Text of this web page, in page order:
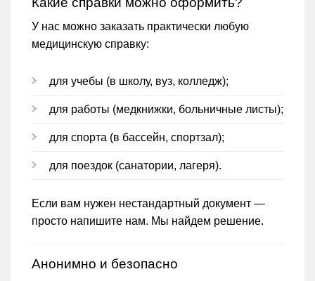
У нас можно заказать практически любую
медицинскую справку:
для учебы (в школу, вуз, колледж);
для работы (медкнижки, больничные листы);
для спорта (в бассейн, спортзал);
для поездок (санатории, лагеря).
Если вам нужен нестандартный документ —
просто напишите нам. Мы найдем решение.
Анонимно и безопасно